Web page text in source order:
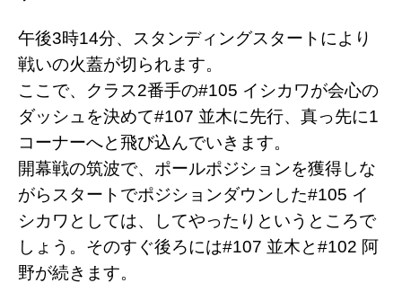
午後3時14分、スタンディングスタートにより
戦いの火蓋が切られます。
ここで、クラス2番手の#105 イシカワが会心の
ダッシュを決めて#107 並木に先行、真っ先に1
コーナーへと飛び込んでいきます。
開幕戦の筑波で、ポールポジションを獲得しな
がらスタートでポジションダウンした#105 イ
シカワとしては、してやったりというところで
しょう。そのすぐ後ろには#107 並木と#102 阿
野が続きます。